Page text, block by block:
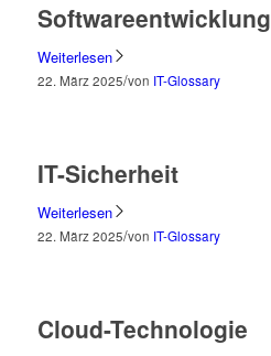
Softwareentwicklung
Weiterlesen
22. März 2025/von IT-Glossary
IT-Sicherheit
Weiterlesen
22. März 2025/von IT-Glossary
Cloud-Technologie